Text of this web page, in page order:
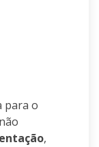
para o
,